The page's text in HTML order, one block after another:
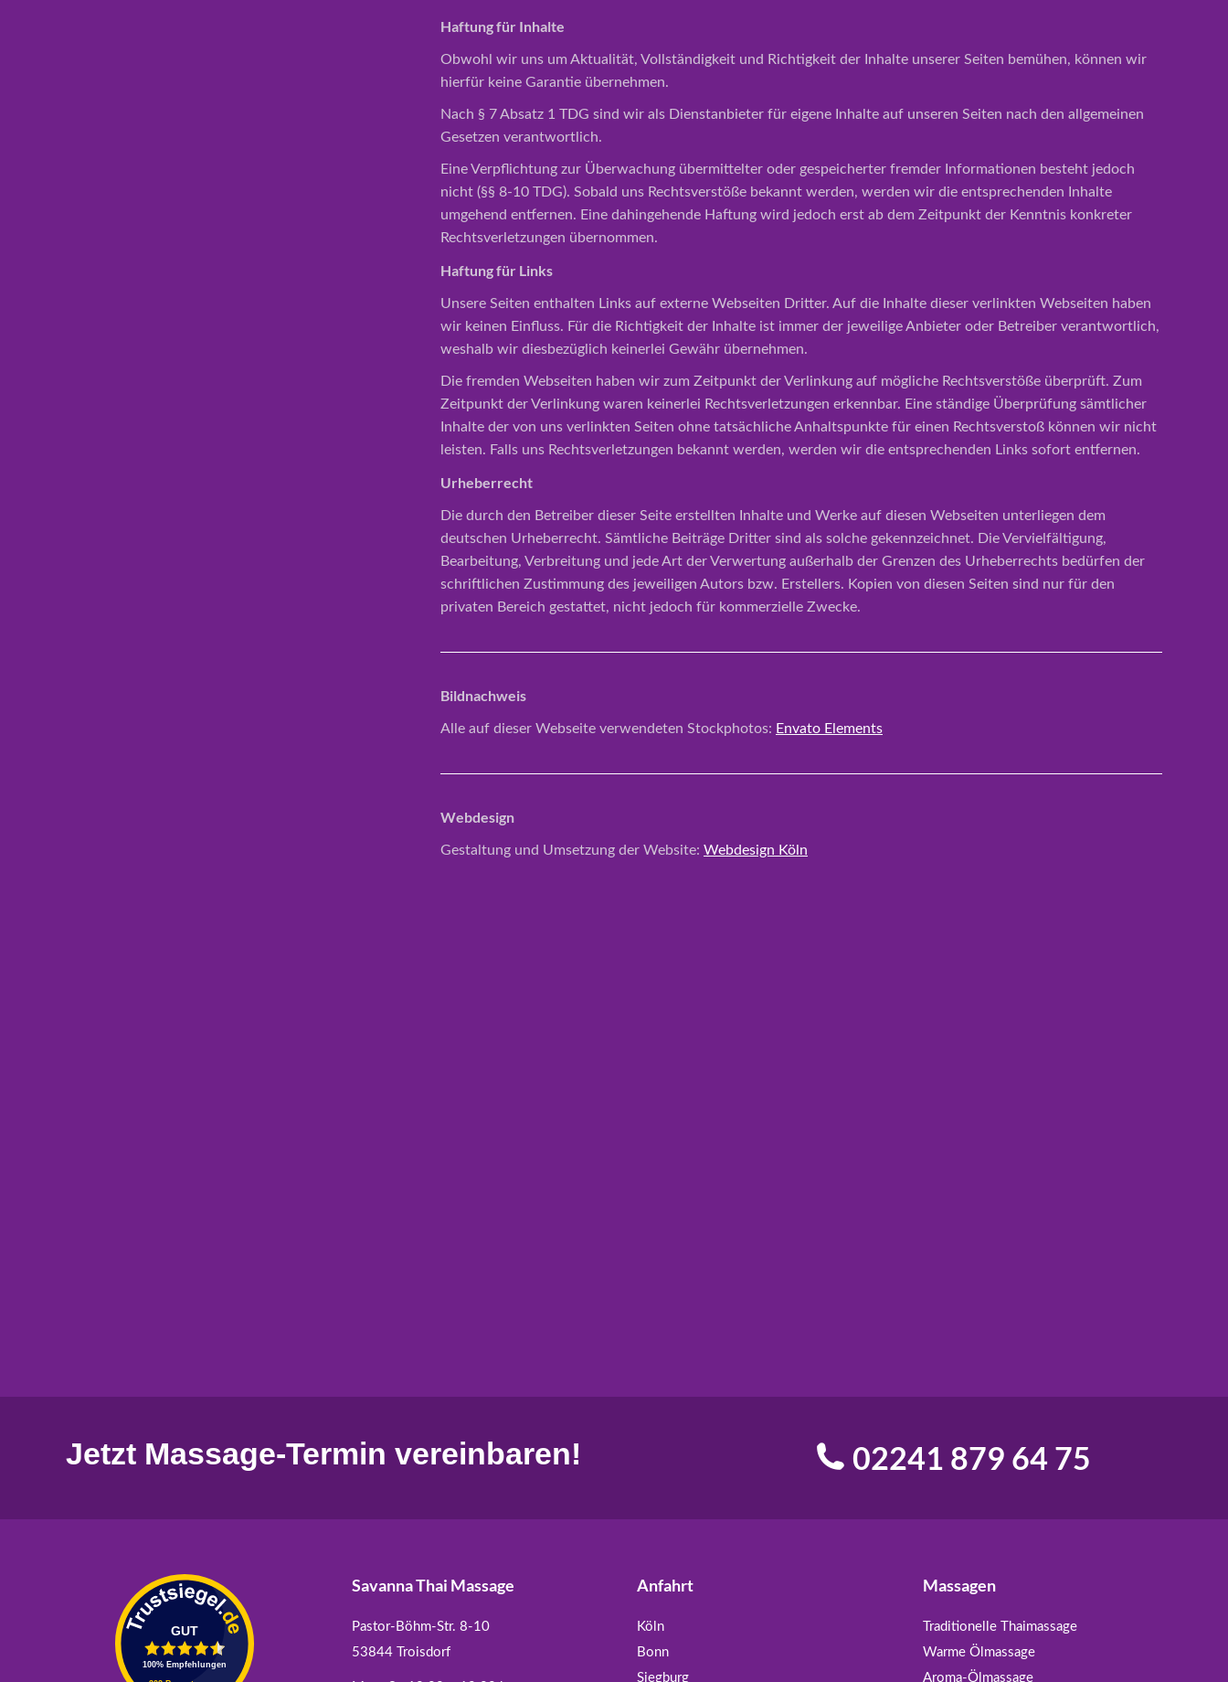
Haftung für Inhalte
Obwohl wir uns um Aktualität, Vollständigkeit und Richtigkeit der Inhalte unserer Seiten bemühen, können wir
hierfür keine Garantie übernehmen.
Nach § 7 Absatz 1 TDG sind wir als Dienstanbieter für eigene Inhalte auf unseren Seiten nach den allgemeinen
Gesetzen verantwortlich.
Eine Verpflichtung zur Überwachung übermittelter oder gespeicherter fremder Informationen besteht jedoch
nicht (§§ 8-10 TDG). Sobald uns Rechtsverstöße bekannt werden, werden wir die entsprechenden Inhalte
umgehend entfernen. Eine dahingehende Haftung wird jedoch erst ab dem Zeitpunkt der Kenntnis konkreter
Rechtsverletzungen übernommen.
Haftung für Links
Unsere Seiten enthalten Links auf externe Webseiten Dritter. Auf die Inhalte dieser verlinkten Webseiten haben
wir keinen Einfluss. Für die Richtigkeit der Inhalte ist immer der jeweilige Anbieter oder Betreiber verantwortlich,
weshalb wir diesbezüglich keinerlei Gewähr übernehmen.
Die fremden Webseiten haben wir zum Zeitpunkt der Verlinkung auf mögliche Rechtsverstöße überprüft. Zum
Zeitpunkt der Verlinkung waren keinerlei Rechtsverletzungen erkennbar. Eine ständige Überprüfung sämtlicher
Inhalte der von uns verlinkten Seiten ohne tatsächliche Anhaltspunkte für einen Rechtsverstoß können wir nicht
leisten. Falls uns Rechtsverletzungen bekannt werden, werden wir die entsprechenden Links sofort entfernen.
Urheberrecht
Die durch den Betreiber dieser Seite erstellten Inhalte und Werke auf diesen Webseiten unterliegen dem
deutschen Urheberrecht. Sämtliche Beiträge Dritter sind als solche gekennzeichnet. Die Vervielfältigung,
Bearbeitung, Verbreitung und jede Art der Verwertung außerhalb der Grenzen des Urheberrechts bedürfen der
schriftlichen Zustimmung des jeweiligen Autors bzw. Erstellers. Kopien von diesen Seiten sind nur für den
privaten Bereich gestattet, nicht jedoch für kommerzielle Zwecke.
Bildnachweis
Alle auf dieser Webseite verwendeten Stockphotos: Envato Elements
Webdesign
Gestaltung und Umsetzung der Website: Webdesign Köln
Jetzt Massage-Termin vereinbaren! 02241 879 64 75
Savanna Thai Massage
Pastor-Böhm-Str. 8-10
53844 Troisdorf
Anfahrt
Köln
Bonn
Siegburg
Massagen
Traditionelle Thaimassage
Warme Ölmassage
Aroma-Ölmassage